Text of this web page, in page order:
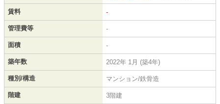
賃料 -
管理費等 -
面積 -
築年数 2022年 1月 (築4年)
種別/構造 マンション/鉄骨造
階建 3階建